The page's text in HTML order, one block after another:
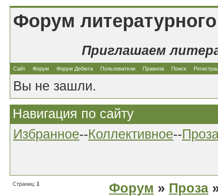
Форум
Приглашаем
Сайт Форум Форум Дебюта Пользователи Правила Поиск
Вы не зашли.
Навигация по сайту
Избранное--Коллективное--
Страниц: 1 Форум » Проза